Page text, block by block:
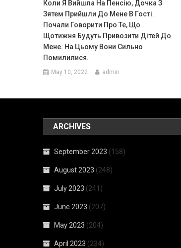
Коли Я Вийшла На Пенсію, Дочка З
Зятем Прийшли До Мене В Гості.
Почали Говорити Про Те, Що
Щотижня Будуть Привозити Дітей До
Мене. На Цьому Вони Сильно
Помилилися.
May 10, 2022 admin
ARCHIVES
September 2023 (158)
August 2023 (248)
July 2023 (241)
June 2023 (207)
May 2023 (204)
April 2023 (234)